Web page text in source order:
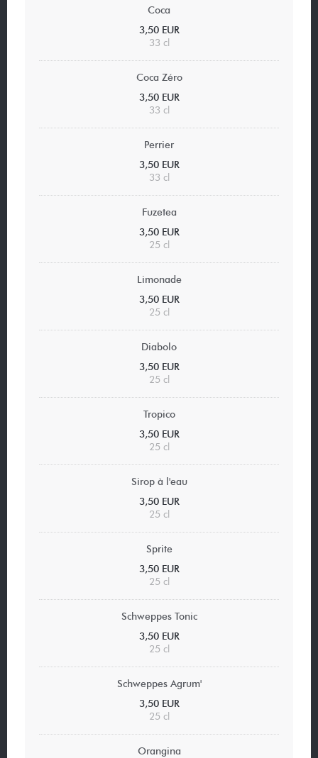
Coca
3,50 EUR
33 cl
Coca Zéro
3,50 EUR
33 cl
Perrier
3,50 EUR
33 cl
Fuzetea
3,50 EUR
25 cl
Limonade
3,50 EUR
25 cl
Diabolo
3,50 EUR
25 cl
Tropico
3,50 EUR
25 cl
Sirop à l'eau
3,50 EUR
25 cl
Sprite
3,50 EUR
25 cl
Schweppes Tonic
3,50 EUR
25 cl
Schweppes Agrum'
3,50 EUR
25 cl
Orangina